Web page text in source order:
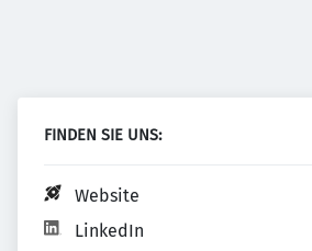
FINDEN SIE UNS:
Website
LinkedIn